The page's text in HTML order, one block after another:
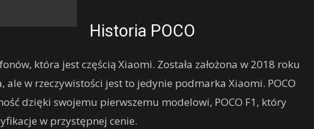
Historia POCO
która jest częścią Xiaomi. Została założona w 2018 roku
ale w rzeczywistości jest to jedynie podmarka Xiaomi. POCO
dzięki swojemu pierwszemu modelowi, POCO F1, który
w przystępnej cenie.